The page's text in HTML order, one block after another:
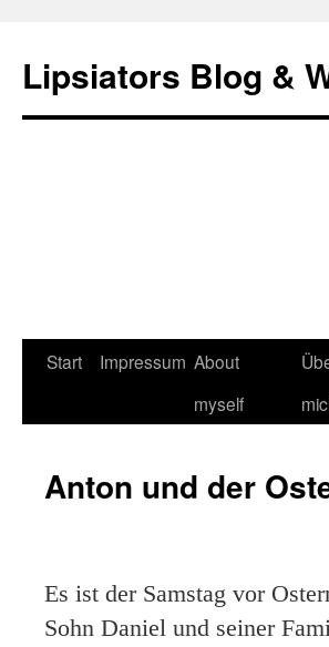
Lipsiators Blog &
Start Impressum About
myself
Anton und der
Es ist der Samstag vor
Sohn Daniel und seiner